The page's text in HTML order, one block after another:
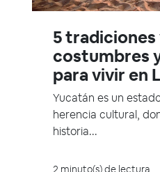
5 tradiciones
costumbres
para vivir en
Yucatán es un
herencia cultural,
historia...
2 minuto(s) de lectura